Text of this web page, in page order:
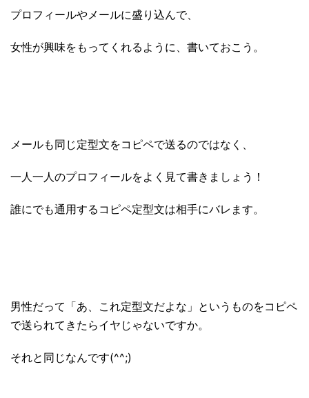
プロフィールやメールに盛り込んで、
女性が興味をもってくれるように、書いておこう。
メールも同じ定型文をコピペで送るのではなく、
一人一人のプロフィールをよく見て書きましょう！
誰にでも通用するコピペ定型文は相手にバレます。
男性だって「あ、これ定型文だよな」というものをコピペ
で送られてきたらイヤじゃないですか。
それと同じなんです(^^;)